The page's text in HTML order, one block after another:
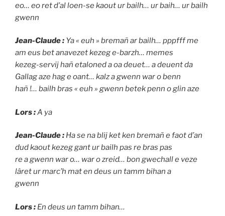
eo… eo ret d’al loen-se kaout ur bailh… ur baih… ur bailh
gwenn
Jean-Claude : Ya « euh » bremañ ar bailh… pppfff me
am eus bet anavezet kezeg e-barzh… memes
kezeg-servij hañ etaloned a oa deuet… a deuent da
Gallag aze hag e oant… kalz a gwenn war o benn
hañ !… bailh bras « euh » gwenn betek penn o glin aze
Lors :A ya
Jean-Claude : Ha se na blij ket ken bremañ e faot d’an
dud kaout kezeg gant ur bailh pas re bras pas
re a gwenn war o… war o zreid… bon gwechall e veze
lâret ur marc’h mat en deus un tamm bihan a
gwenn
Lors : En deus un tamm bihan…